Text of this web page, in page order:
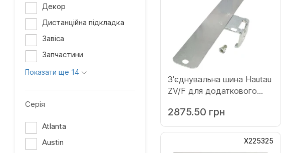
Декор
Дистанційна підкладка
Завіса
Запчастини
Показати ще 14
Серія
Atlanta
Austin
З'єднувальна шина Hautau
ZV/F для додаткового
9.5 мм (Х179611)
2875.50 грн
Х225325